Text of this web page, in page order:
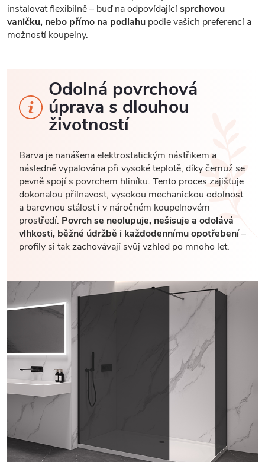
instalovat flexibilně – buď na odpovídajícísprchovou
vaničku, nebo přímo na podlahu podle vašich preferencí a
možností koupelny.
Odolná povrchová
úprava s dlouhou
životností
Barva je nanášena elektrostatickým nástřikem a
následně vypalována při vysoké teplotě, díky čemuž se
pevně spojí s povrchem hliníku. Tento proces zajišťuje
dokonalou přilnavost, vysokou mechanickou odolnost
a barevnou stálost i v náročném koupelnovém
prostředí. Povrch se neolupuje, nešisuje a odolává
vlhkosti, běžné údržbě i každodennímu opotřebení–
profily si tak zachovávají svůj vzhled po mnoho let.